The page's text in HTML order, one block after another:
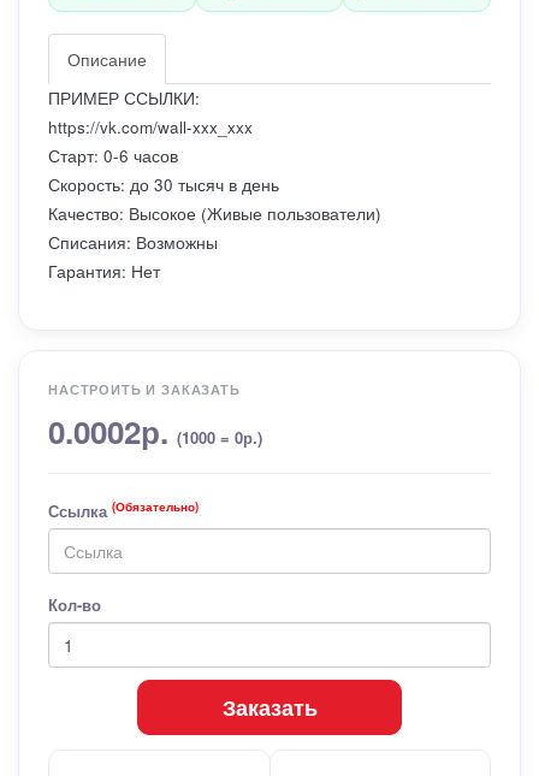
Описание
ПРИМЕР ССЫЛКИ:
https://vk.com/wall-xxx_xxx
Старт: 0-6 часов
Скорость: до 30 тысяч в день
Качество: Высокое (Живые пользователи)
Списания: Возможны
Гарантия: Нет
НАСТРОИТЬ И ЗАКАЗАТЬ
0.0002р. (1000 = 0р.)
Ссылка (Обязательно)
Кол-во
Заказать